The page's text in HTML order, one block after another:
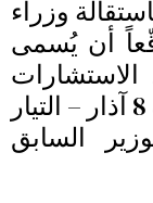
وزراء
أن يُسمى
اليوم، إلا أن تراجعه دفع بتحالف 8 آذار – التيار
السابق